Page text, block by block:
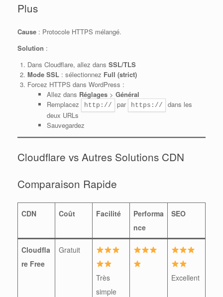
Plus
Cause : Protocole HTTPS mélangé.
Solution :
Dans Cloudflare, allez dans SSL/TLS
Mode SSL: sélectionnez Full (strict)
Forcez HTTPS dans WordPress :
Allez dans Réglages> Général
Remplacez
http:// par https://
dans les
deux URLs
Sauvegardez
Cloudflare vs Autres Solutions CDN
Comparaison Rapide
CDN Coût Facilité
Performa
nce
SEO
Cloudfla
re Free
Gratuit
Très
simple
Excellent